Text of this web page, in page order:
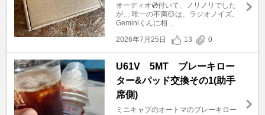
オーディオ💿付いて、ノリノリでした
が… 唯一の不満😑は、ラジオノイズ。
Geminiくんに相 ...
2026年7月25日
13 0
U61V 5MT ブレーキロー
ター&パッド交換その1(助手
席側)
ミニキャブのオートマのブレーキロー